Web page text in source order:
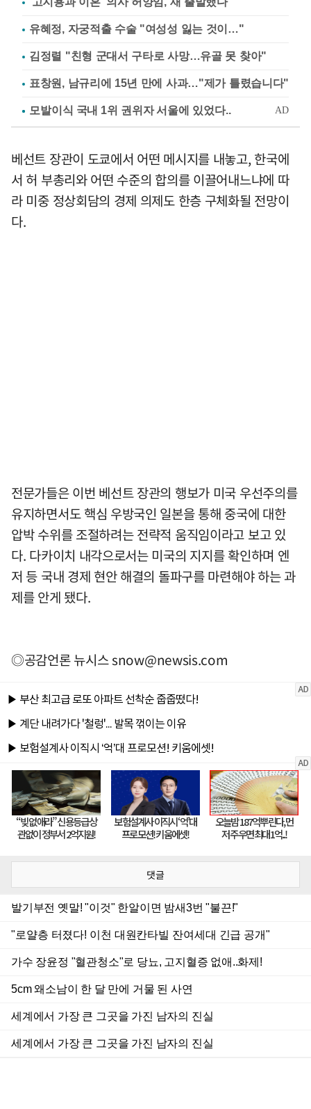
유혜정, 자궁적출 수술 "여성성 잃는 것이…"
김정렬 "친형 군대서 구타로 사망…유골 못 찾아"
표창원, 남규리에 15년 만에 사과…"제가 틀렸습니다"
베선트 장관이 도쿄에서 어떤 메시지를 내놓고, 한국에
서 허 부총리와 어떤 수준의 합의를 이끌어내느냐에 따
라 미중 정상회담의 경제 의제도 한층 구체화될 전망이
다.
전문가들은 이번 베선트 장관의 행보가 미국 우선주의를
유지하면서도 핵심 우방국인 일본을 통해 중국에 대한
압박 수위를 조절하려는 전략적 움직임이라고 보고 있
다. 다카이치 내각으로서는 미국의 지지를 확인하며 엔
저 등 국내 경제 현안 해결의 돌파구를 마련해야 하는 과
제를 안게 됐다.
◎공감언론 뉴시스snow@newsis.com
댓글